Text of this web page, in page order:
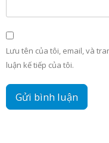
Lưu tên của tôi, email, và
luận kế tiếp của tôi.